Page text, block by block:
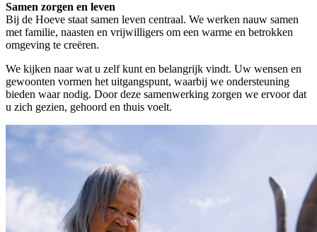
Samen zorgen en leven
Bij de Hoeve staat samen leven centraal. We werken nauw samen
met familie, naasten en vrijwilligers om een warme en betrokken
omgeving te creëren.
We kijken naar wat u zelf kunt en belangrijk vindt. Uw wensen en
gewoonten vormen het uitgangspunt, waarbij we ondersteuning
bieden waar nodig. Door deze samenwerking zorgen we ervoor dat
u zich gezien, gehoord en thuis voelt.